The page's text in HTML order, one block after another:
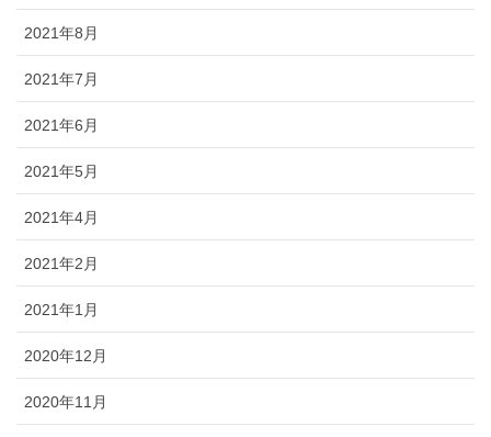
2021年8月
2021年7月
2021年6月
2021年5月
2021年4月
2021年2月
2021年1月
2020年12月
2020年11月